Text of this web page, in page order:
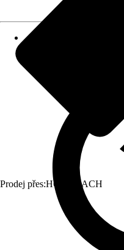
Prodej přes:HORNBACH